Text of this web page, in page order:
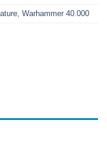
Warhammer 40.000